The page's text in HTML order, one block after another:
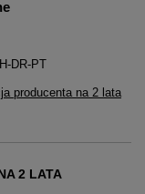
DR-PT
producenta na 2 lata
2 LATA